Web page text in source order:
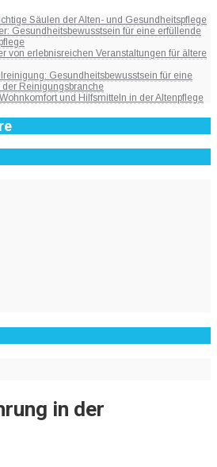
Säulen der Alten- und Gesundheitspflege
Gesundheitsbewusstsein für eine erfüllende
von erlebnisreichen Veranstaltungen für ältere
Gesundheitsbewusstsein für eine
Reinigungsbranche
und Hilfsmitteln in der Altenpflege
in der